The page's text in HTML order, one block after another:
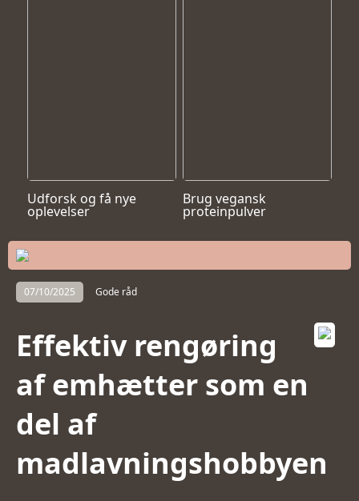
Udforsk og få nye
oplevelser
Brug vegansk
proteinpulver
07/10/2025 Gode råd
Effektiv rengøring
af emhætter som en
del af
madlavningshobbyen